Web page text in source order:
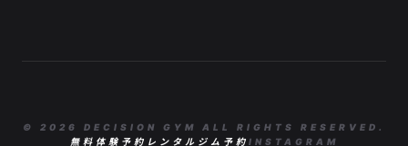
© 2026 DECISION GYM ALL RIGHTS RESERVED.
無料体験予約 レンタルジム予約 INSTAGRAM